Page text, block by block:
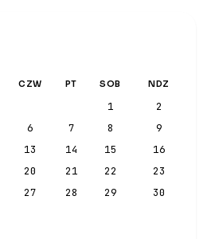
CZW PT SOB NDZ
1
2
6 7 8
9
13 14 15
16
20 21 22
23
27 28 29 30